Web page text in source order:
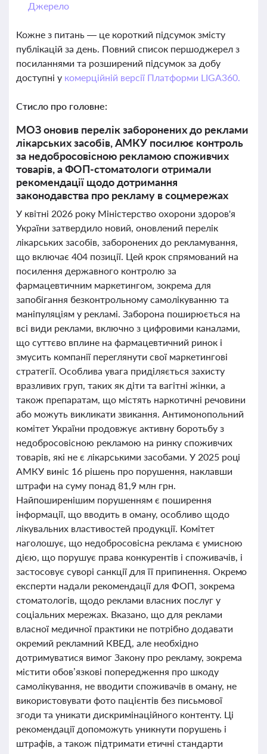
Джерело
Кожне з питань — це короткий підсумок змісту
публікацій за день. Повний список першоджерел з
посиланнями та розширений підсумок за добу
доступні у комерційній версії Платформи LIGA360.
Стисло про головне:
МОЗ оновив перелік заборонених до реклами
лікарських засобів, АМКУ посилює контроль
за недобросовісною рекламою споживчих
товарів, а ФОП-стоматологи отримали
рекомендації щодо дотримання
законодавства про рекламу в соцмережах
У квітні 2026 року Міністерство охорони здоров'я
України затвердило новий, оновлений перелік
лікарських засобів, заборонених до рекламування,
що включає 404 позиції. Цей крок спрямований на
посилення державного контролю за
фармацевтичним маркетингом, зокрема для
запобігання безконтрольному самолікуванню та
маніпуляціям у рекламі. Заборона поширюється на
всі види реклами, включно з цифровими каналами,
що суттєво вплине на фармацевтичний ринок і
змусить компанії переглянути свої маркетингові
стратегії. Особлива увага приділяється захисту
вразливих груп, таких як діти та вагітні жінки, а
також препаратам, що містять наркотичні речовини
або можуть викликати звикання. Антимонопольний
комітет України продовжує активну боротьбу з
недобросовісною рекламою на ринку споживчих
товарів, які не є лікарськими засобами. У 2025 році
АМКУ виніс 16 рішень про порушення, наклавши
штрафи на суму понад 81,9 млн грн.
Найпоширенішим порушенням є поширення
інформації, що вводить в оману, особливо щодо
лікувальних властивостей продукції. Комітет
наголошує, що недобросовісна реклама є умисною
дією, що порушує права конкурентів і споживачів, і
застосовує суворі санкції для її припинення. Окремо
експерти надали рекомендації для ФОП, зокрема
стоматологів, щодо реклами власних послуг у
соціальних мережах. Вказано, що для реклами
власної медичної практики не потрібно додавати
окремий рекламний КВЕД, але необхідно
дотримуватися вимог Закону про рекламу, зокрема
містити обов’язкові попередження про шкоду
самолікування, не вводити споживачів в оману, не
використовувати фото пацієнтів без письмової
згоди та уникати дискримінаційного контенту. Ці
рекомендації допоможуть уникнути порушень і
штрафів, а також підтримати етичні стандарти